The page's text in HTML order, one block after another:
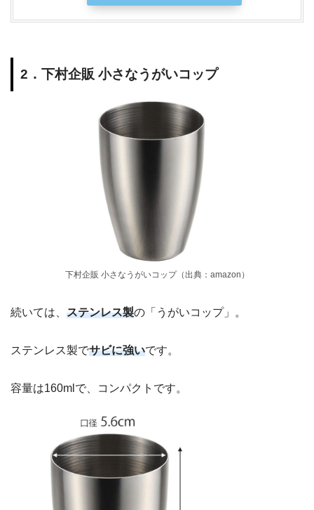
2．下村企販 小さなうがいコップ
下村企販 小さなうがいコップ（出典：amazon）
続いては、 ステンレス製の「うがいコップ」。
ステンレス製でサビに強いです。
容量は160mlで、コンパクトです。